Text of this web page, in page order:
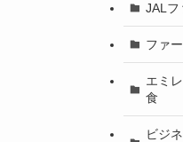
JALフ
ファ
エミ
食
ビジ